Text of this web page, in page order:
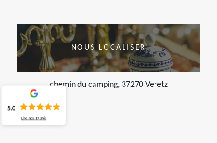
NOUS LOCALISER
chemin du camping, 37270 Veretz
5.0
Lire nos 17 avis